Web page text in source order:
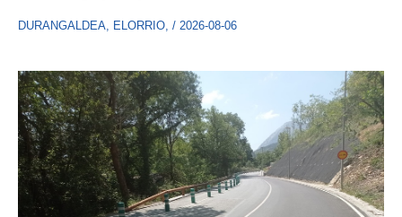
DURANGALDEA ELORRIO / 2026-08-06